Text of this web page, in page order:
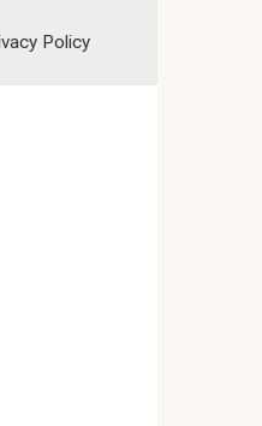
Policy